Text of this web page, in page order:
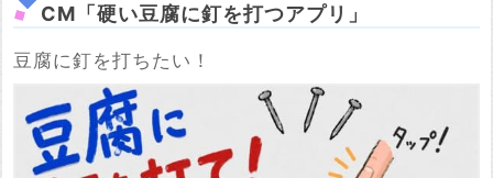
CM「硬い豆腐に釘を打つアプリ」
豆腐に釘を打ちたい！